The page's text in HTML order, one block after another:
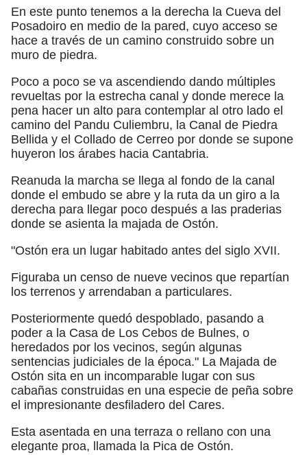
En este punto tenemos a la derecha la Cueva del
Posadoiro en medio de la pared, cuyo acceso se
hace a través de un camino construido sobre un
muro de piedra.
Poco a poco se va ascendiendo dando múltiples
revueltas por la estrecha canal y donde merece la
pena hacer un alto para contemplar al otro lado el
camino del Pandu Culiembru, la Canal de Piedra
Bellida y el Collado de Cerreo por donde se supone
huyeron los árabes hacia Cantabria.
Reanuda la marcha se llega al fondo de la canal
donde el embudo se abre y la ruta da un giro a la
derecha para llegar poco después a las praderias
donde se asienta la majada de Ostón.
"Ostón era un lugar habitado antes del siglo XVII.
Figuraba un censo de nueve vecinos que repartían
los terrenos y arrendaban a particulares.
Posteriormente quedó despoblado, pasando a
poder a la Casa de Los Cebos de Bulnes, o
heredados por los vecinos, según algunas
sentencias judiciales de la época." La Majada de
Ostón sita en un incomparable lugar con sus
cabañas construidas en una especie de peña sobre
el impresionante desfiladero del Cares.
Esta asentada en una terraza o rellano con una
elegante proa, llamada la Pica de Ostón.